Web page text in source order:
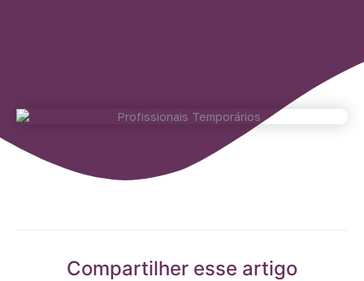
Compartilher esse artigo